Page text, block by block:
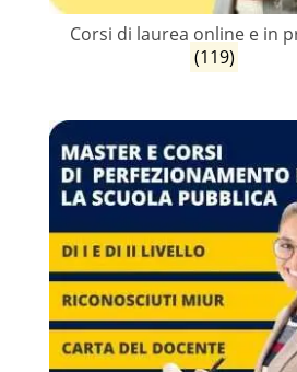
Corsi di laurea online e in
(119)